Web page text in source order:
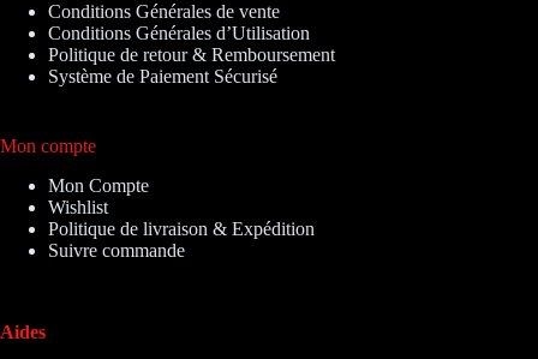
Conditions Générales de vente
Conditions Générales d’Utilisation
Politique de retour & Remboursement
Système de Paiement Sécurisé
Mon compte
Mon Compte
Wishlist
Politique de livraison & Expédition
Suivre commande
Aides